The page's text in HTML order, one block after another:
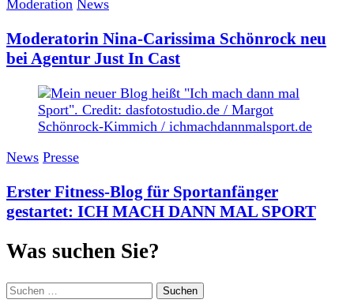
Moderation News
Moderatorin Nina-Carissima Schönrock neu
bei Agentur Just In Cast
News Presse
Erster Fitness-Blog für Sportanfänger
gestartet: ICH MACH DANN MAL SPORT
Was suchen Sie?
Suchen